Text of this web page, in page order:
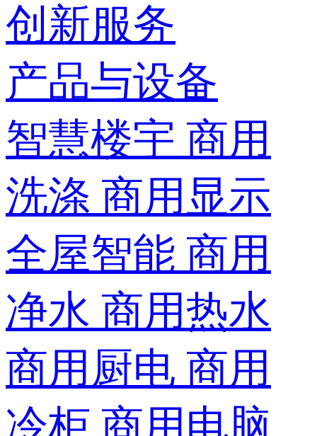
创新服务
产品与设备
智慧楼宇 商用
洗涤 商用显示
全屋智能 商用
净水 商用热水
商用厨电 商用
冷柜 商用电脑